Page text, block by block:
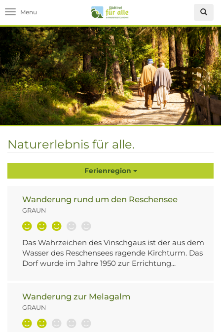
Toggle navigation
Naturerlebnis für alle.
Ferienregion
Wanderung rund um den Reschensee
GRAUN
Das Wahrzeichen des Vinschgaus ist der aus dem
Wasser des Reschensees ragende Kirchturm. Das
Dorf wurde im Jahre 1950 zur Errichtung...
Wanderung zur Melagalm
GRAUN